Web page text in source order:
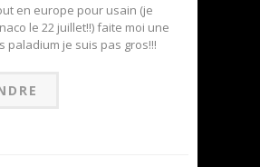
en europe pour usain (je
le 22 juillet!!) faite moi une
paladium je suis pas gros!!!